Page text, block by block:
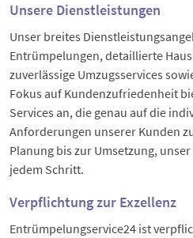
Unsere Dienstleistungen
Unser breites
Entrümpelungen, detaillierte
zuverlässige Umzugsservices
Fokus auf Kundenzufriedenheit
Services an, die genau auf die
Anforderungen unserer Kunden
Planung bis zur Umsetzung,
jedem Schritt.
Verpflichtung zur Exzellenz
Entrümpelungservice24 ist